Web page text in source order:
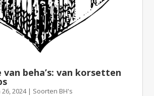
beha’s: van korsetten
26, 2024| Soorten BH's